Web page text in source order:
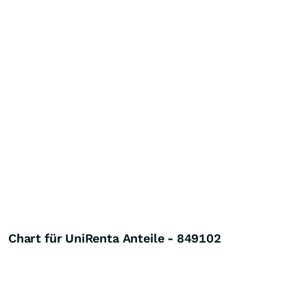
Chart für UniRenta Anteile - 849102